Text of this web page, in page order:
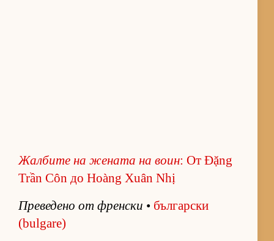
Жал­бите на же­ната на воин: От Đặng
Trần Côn до Hoàng Xuân Nhị
Пре­ве­дено от френ­ски • бъл­гар­ски
(bulgare)